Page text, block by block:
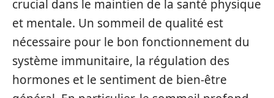
crucial dans le maintien de la santé physique
et mentale. Un sommeil de qualité est
nécessaire pour le bon fonctionnement du
système immunitaire, la régulation des
hormones et le sentiment de bien-être